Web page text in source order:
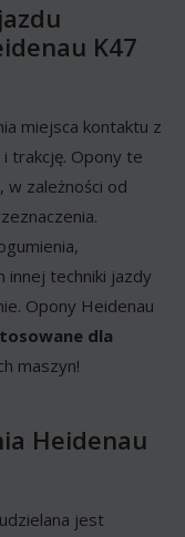
K47
miejsca kontaktu z
trakcję. Opony te
w zależności od
innej techniki jazdy
Opony Heidenau
dla
maszyn!
Heidenau
jest